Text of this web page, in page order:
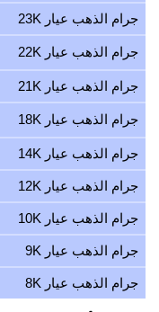
جرام الذهب عيار 23K
جرام الذهب عيار 22K
جرام الذهب عيار 21K
جرام الذهب عيار 18K
جرام الذهب عيار 14K
جرام الذهب عيار 12K
جرام الذهب عيار 10K
جرام الذهب عيار 9K
جرام الذهب عيار 8K